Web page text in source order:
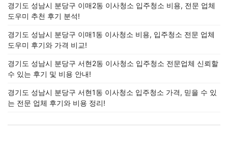
경기도 성남시 분당구 이매2동 이사청소 입주청소 비용, 전문 업체
도우미 추천 후기 분석!
경기도 성남시 분당구 이매1동 이사청소 비용, 입주청소 전문 업체
도우미 후기와 가격 비교!
경기도 성남시 분당구 서현2동 이사청소 입주청소 전문업체 신뢰할
수 있는 후기 및 비용 안내!
경기도 성남시 분당구 서현1동 이사청소 입주청소 가격, 믿을 수 있
는 전문 업체 후기와 비용 정리!